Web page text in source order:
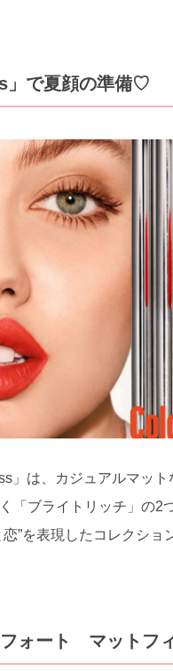
」で夏顔の準備♡
」は、カジュアルマッ
「ブライトリッチ」の
”を表現したコレクショ
ォート マットフ